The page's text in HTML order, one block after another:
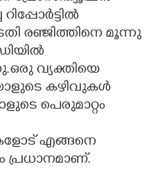
രഞ്ജിത്തിനെ മൂന്നു
വ്യക്തിയെ
കഴിവുകൾ
പെരുമാറ്റം
എങ്ങനെ